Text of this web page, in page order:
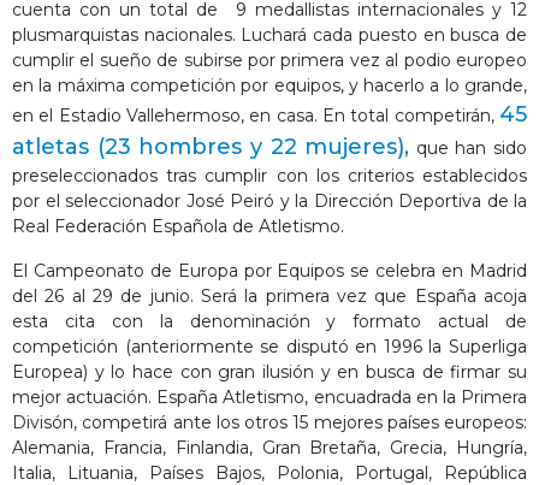
cuenta con un total de 9 medallistas internacionales y 12
plusmarquistas nacionales. Luchará cada puesto en busca de
cumplir el sueño de subirse por primera vez al podio europeo
en la máxima competición por equipos, y hacerlo a lo grande,
en el Estadio Vallehermoso, en casa. En total competirán, 45
atletas (23 hombres y 22 mujeres), que han sido
preseleccionados tras cumplir con los criterios establecidos
por el seleccionador José Peiró y la Dirección Deportiva de la
Real Federación Española de Atletismo.
El Campeonato de Europa por Equipos se celebra en Madrid
del 26 al 29 de junio. Será la primera vez que España acoja
esta cita con la denominación y formato actual de
competición (anteriormente se disputó en 1996 la Superliga
Europea) y lo hace con gran ilusión y en busca de firmar su
mejor actuación. España Atletismo, encuadrada en la Primera
Divisón, competirá ante los otros 15 mejores países europeos:
Alemania, Francia, Finlandia, Gran Bretaña, Grecia, Hungría,
Italia, Lituania, Países Bajos, Polonia, Portugal, República